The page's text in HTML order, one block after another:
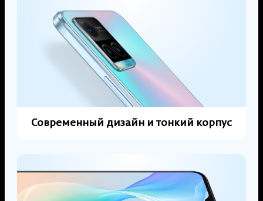
Современный дизайн и тонкий корпус